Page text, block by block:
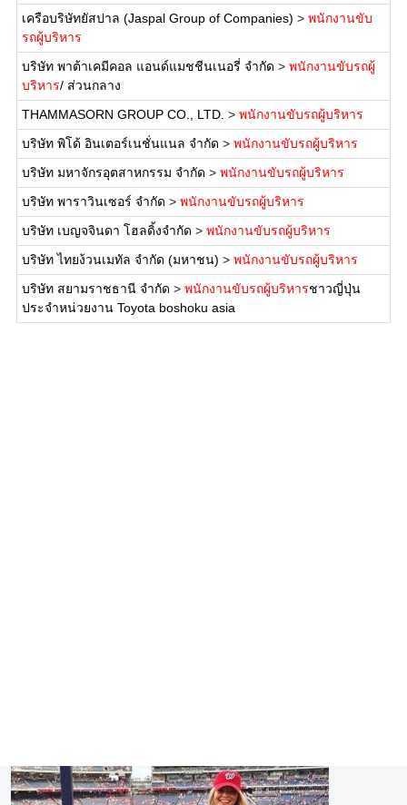
เครือบริษัทยัสปาล (Jaspal Group of Companies) > พนักงานขับ
รถผู้บริหาร
บริษัท พาต้าเคมีคอล แอนด์แมชชีนเนอรี่ จำกัด > พนักงานขับรถผู้
บริหาร/ ส่วนกลาง
THAMMASORN GROUP CO., LTD. > พนักงานขับรถผู้บริหาร
บริษัท พิโด้ อินเตอร์เนชั่นแนล จำกัด > พนักงานขับรถผู้บริหาร
บริษัท มหาจักรอุตสาหกรรม จำกัด > พนักงานขับรถผู้บริหาร
บริษัท พาราวินเซอร์ จำกัด > พนักงานขับรถผู้บริหาร
บริษัท เบญจจินดา โฮลดิ้งจำกัด > พนักงานขับรถผู้บริหาร
บริษัท ไทยง้วนเมทัล จำกัด (มหาชน) > พนักงานขับรถผู้บริหาร
บริษัท สยามราชธานี จำกัด > พนักงานขับรถผู้บริหารชาวญี่ปุ่น
ประจำหน่วยงาน Toyota boshoku asia